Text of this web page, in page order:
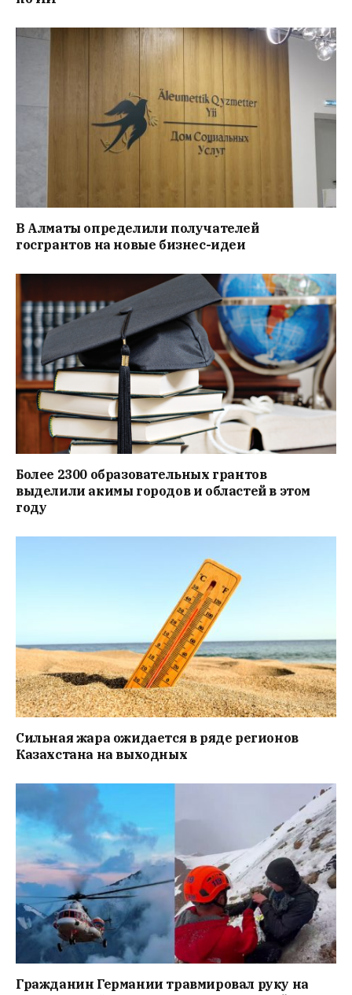
В Алматы определили получателей
госгрантов на новые бизнес-идеи
Более 2300 образовательных грантов
выделили акимы городов и областей в этом
году
Сильная жара ожидается в ряде регионов
Казахстана на выходных
Гражданин Германии травмировал руку на